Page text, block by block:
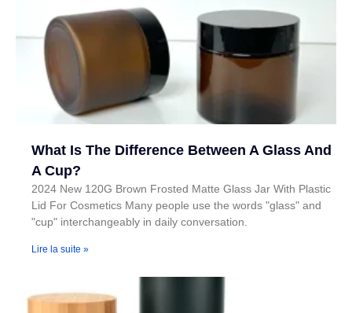
What Is The Difference Between A Glass And
A Cup?
2024 New 120G Brown Frosted Matte Glass Jar With Plastic
Lid For Cosmetics Many people use the words "glass" and
"cup" interchangeably in daily conversation.
Lire la suite »